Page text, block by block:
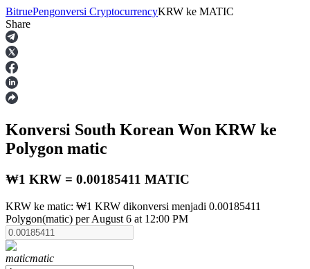
Berjangka
USDT Berjangka
Kontrak berjangka menggunakan USDT sebagai jaminannya
BitruePengonversi CryptocurrencyKRW ke MATIC
Share
Konversi South Korean Won KRW ke
Polygon matic
₩1 KRW = 0.00185411 MATIC
KRW ke matic: ₩1 KRW dikonversi menjadi 0.00185411
Polygon(matic) per August 6 at 12:00 PM
maticmatic